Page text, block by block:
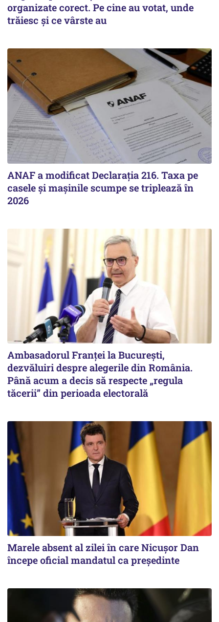
organizate corect. Pe cine au votat, unde
trăiesc și ce vârste au
ANAF a modificat Declarația 216. Taxa pe
casele și mașinile scumpe se triplează în
2026
Ambasadorul Franței la București,
dezvăluiri despre alegerile din România.
Până acum a decis să respecte „regula
tăcerii” din perioada electorală
Marele absent al zilei în care Nicușor Dan
începe oficial mandatul ca președinte